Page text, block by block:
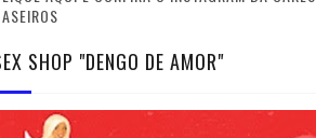
SHOP "DENGO DE AMOR"